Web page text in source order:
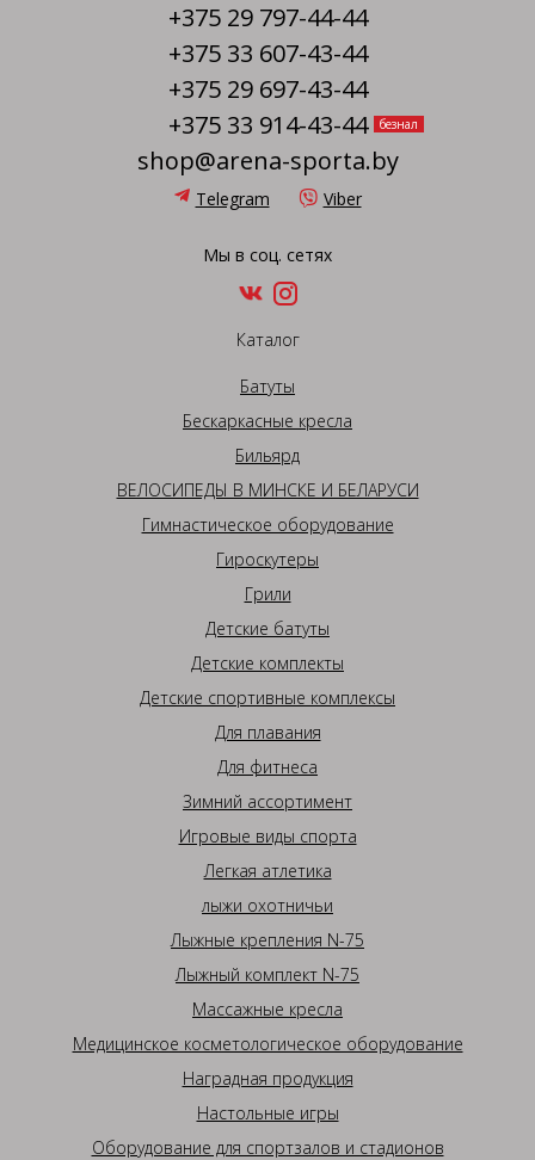
+375 29 797-44-44
+375 33 607-43-44
+375 29 697-43-44
+375 33 914-43-44
безнал
shop@arena-sporta.by
Telegram Viber
Мы в соц. сетях
Каталог
Батуты
Бескаркасные кресла
Бильярд
ВЕЛОСИПЕДЫ В МИНСКЕ И БЕЛАРУСИ
Гимнастическое оборудование
Гироскутеры
Грили
Детские батуты
Детские комплекты
Детские спортивные комплексы
Для плавания
Для фитнеса
Зимний ассортимент
Игровые виды спорта
Легкая атлетика
лыжи охотничьи
Лыжные крепления N-75
Лыжный комплект N-75
Массажные кресла
Медицинское косметологическое оборудование
Наградная продукция
Настольные игры
Оборудование для спортзалов и стадионов